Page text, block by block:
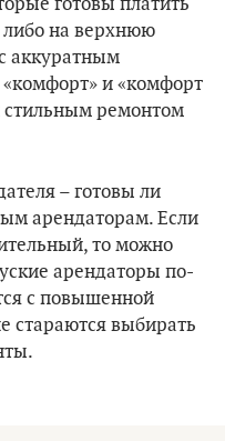
готовы платить
на верхнюю
аккуратным
и «комфорт
стильным ремонтом
– готовы ли
арендаторам. Если
то можно
арендаторы по-
с повышенной
стараются выбирать